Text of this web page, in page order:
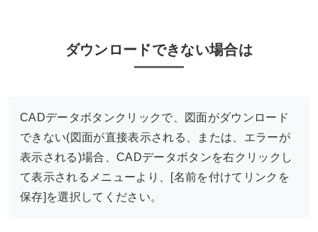
ダウンロードできない場合は
CADデータボタンクリックで、図面がダウンロード
できない(図面が直接表示される、または、エラーが
表示される)場合、CADデータボタンを右クリックし
て表示されるメニューより、[名前を付けてリンクを
保存]を選択してください。